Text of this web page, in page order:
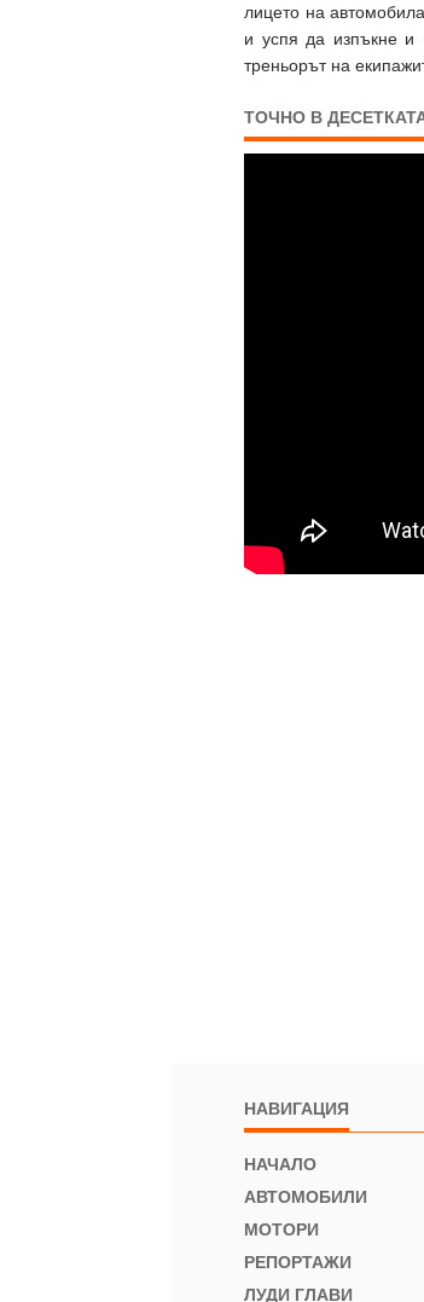
лицето на
и успя да изпъкне и
треньорът на
ТОЧНО В
НАВИГАЦИЯ
НАЧАЛО
АВТОМОБИЛИ
МОТОРИ
РЕПОРТАЖИ
ЛУДИ ГЛАВИ